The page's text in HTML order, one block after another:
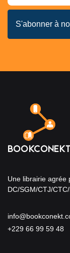
Une librairie agrée
DC/SGM/CTJ/
+229 66 99 59 48